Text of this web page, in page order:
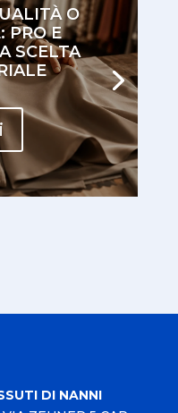
O
PRO E
SCELTA
DI NANNI